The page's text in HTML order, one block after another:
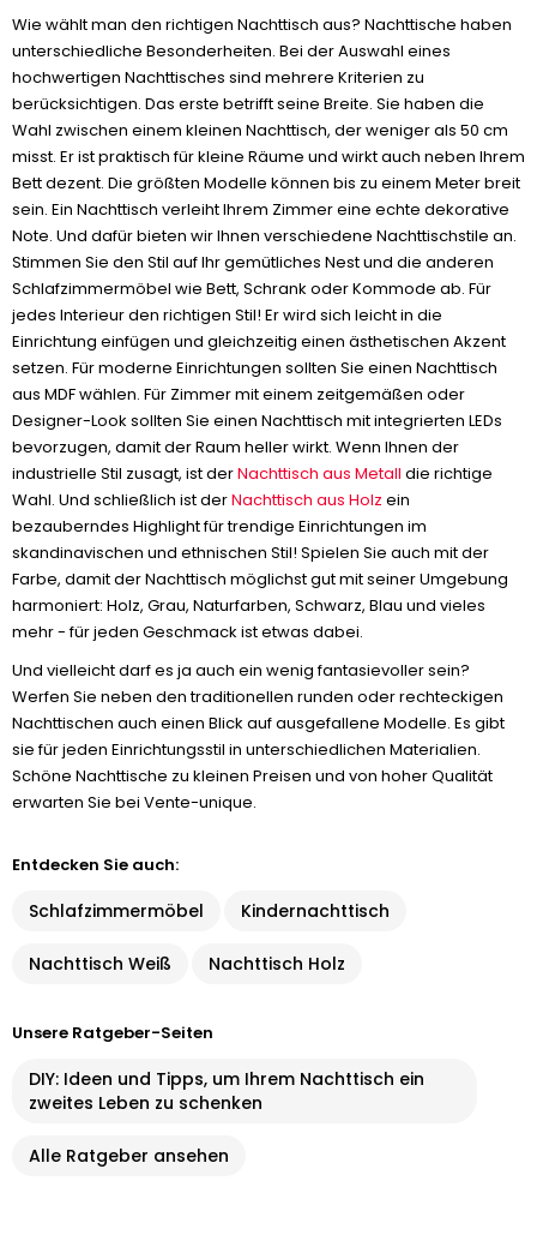
Wie wählt man den richtigen Nachttisch aus? Nachttische haben
unterschiedliche Besonderheiten. Bei der Auswahl eines
hochwertigen Nachttisches sind mehrere Kriterien zu
berücksichtigen. Das erste betrifft seine Breite. Sie haben die
Wahl zwischen einem kleinen Nachttisch, der weniger als 50 cm
misst. Er ist praktisch für kleine Räume und wirkt auch neben Ihrem
Bett dezent. Die größten Modelle können bis zu einem Meter breit
sein. Ein Nachttisch verleiht Ihrem Zimmer eine echte dekorative
Note. Und dafür bieten wir Ihnen verschiedene Nachttischstile an.
Stimmen Sie den Stil auf Ihr gemütliches Nest und die anderen
Schlafzimmermöbel wie Bett, Schrank oder Kommode ab. Für
jedes Interieur den richtigen Stil! Er wird sich leicht in die
Einrichtung einfügen und gleichzeitig einen ästhetischen Akzent
setzen. Für moderne Einrichtungen sollten Sie einen Nachttisch
aus MDF wählen. Für Zimmer mit einem zeitgemäßen oder
Designer-Look sollten Sie einen Nachttisch mit integrierten LEDs
bevorzugen, damit der Raum heller wirkt. Wenn Ihnen der
industrielle Stil zusagt, ist derNachttisch aus Metall die richtige
Wahl. Und schließlich ist derNachttisch aus Holz ein
bezauberndes Highlight für trendige Einrichtungen im
skandinavischen und ethnischen Stil! Spielen Sie auch mit der
Farbe, damit der Nachttisch möglichst gut mit seiner Umgebung
harmoniert: Holz, Grau, Naturfarben, Schwarz, Blau und vieles
mehr - für jeden Geschmack ist etwas dabei.
Und vielleicht darf es ja auch ein wenig fantasievoller sein?
Werfen Sie neben den traditionellen runden oder rechteckigen
Nachttischen auch einen Blick auf ausgefallene Modelle. Es gibt
sie für jeden Einrichtungsstil in unterschiedlichen Materialien.
Schöne Nachttische zu kleinen Preisen und von hoher Qualität
erwarten Sie bei Vente-unique.
Entdecken Sie auch:
Schlafzimmermöbel Kindernachttisch
Nachttisch Weiß Nachttisch Holz
Unsere Ratgeber-Seiten
DIY: Ideen und Tipps, um Ihrem Nachttisch ein
zweites Leben zu schenken
Alle Ratgeber ansehen